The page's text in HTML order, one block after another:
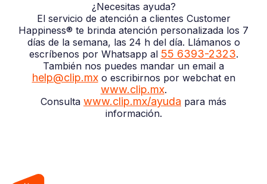
¿Necesitas ayuda?
El servicio de atención a clientes Customer
Happiness® te brinda atención personalizada los 7
días de la semana, las 24 h del día. Llámanos o
escríbenos por Whatsapp al 55 6393-2323.
También nos puedes mandar un email a
help@clip.mxo escribirnos por webchat en
www.clip.mx.
Consulta www.clip.mx/ayuda para más
información.